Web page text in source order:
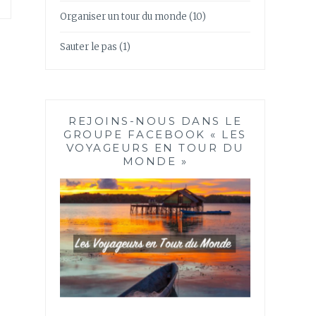
Organiser un tour du monde (10)
Sauter le pas (1)
REJOINS-NOUS DANS LE
GROUPE FACEBOOK « LES
VOYAGEURS EN TOUR DU
MONDE »